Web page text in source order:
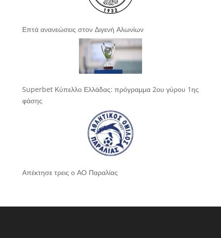
Επτά ανανεώσεις στον Διγενή Αλωνίων
Superbet Κύπελλο Ελλάδας: πρόγραμμα 2ου γύρου 1ης
φάσης
Απέκτησε τρεις ο ΑΟ Παραλίας